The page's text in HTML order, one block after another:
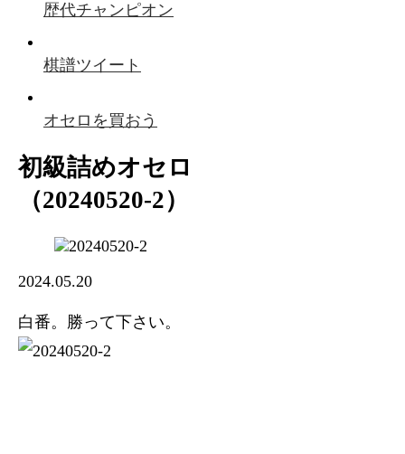
歴代チャンピオン
棋譜ツイート
オセロを買おう
初級詰めオセロ
（20240520-2）
2024.05.20
白番。勝って下さい。